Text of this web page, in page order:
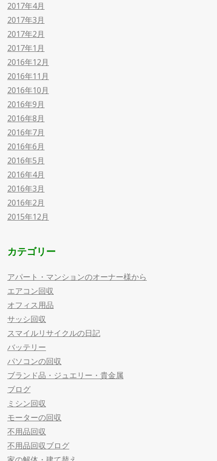
2017年4月
2017年3月
2017年2月
2017年1月
2016年12月
2016年11月
2016年10月
2016年9月
2016年8月
2016年7月
2016年6月
2016年5月
2016年4月
2016年3月
2016年2月
2015年12月
カテゴリー
アパート・マンションのオーナー様から
エアコン回収
オフィス用品
サッシ回収
スマイルリサイクルの日記
バッテリー
パソコンの回収
ブランド品・ジュエリー・貴金属
ブログ
ミシン回収
モーターの回収
不用品回収
不用品回収ブログ